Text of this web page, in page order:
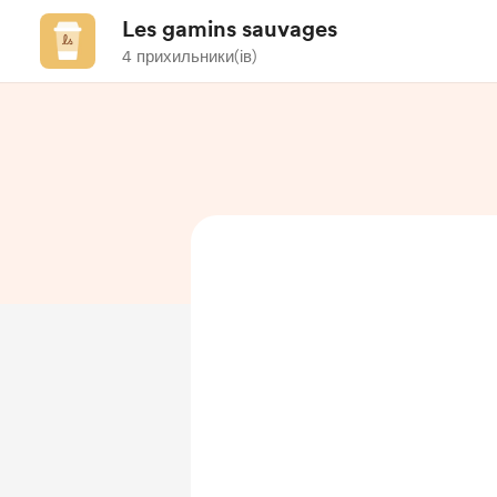
Les gamins sauvages
4 прихильники(ів)